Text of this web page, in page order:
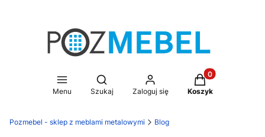
Menu
Otwórz wyszukiwarkę
Szukaj Zaloguj się
Produkty w
Koszyk
Pozmebel - sklep z meblami metalowymi Blog